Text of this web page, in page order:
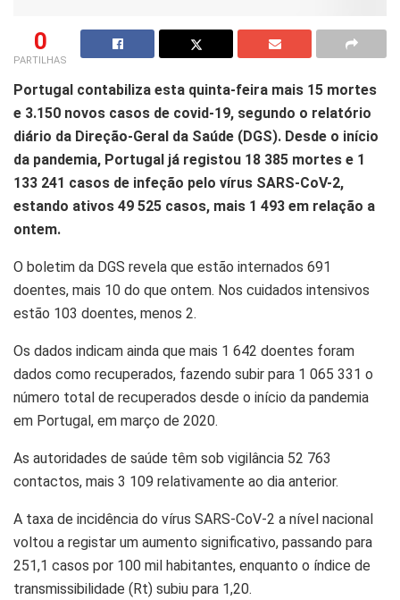
0
PARTILHAS
Portugal contabiliza esta quinta-feira mais 15 mortes
e 3.150 novos casos de covid-19, segundo o relatório
diário da Direção-Geral da Saúde (DGS). Desde o início
da pandemia, Portugal já registou 18 385 mortes e 1
133 241 casos de infeção pelo vírus SARS-CoV-2,
estando ativos 49 525 casos, mais 1 493 em relação a
ontem.
O boletim da DGS revela que estão internados 691
doentes, mais 10 do que ontem. Nos cuidados intensivos
estão 103 doentes, menos 2.
Os dados indicam ainda que mais 1 642 doentes foram
dados como recuperados, fazendo subir para 1 065 331 o
número total de recuperados desde o início da pandemia
em Portugal, em março de 2020.
As autoridades de saúde têm sob vigilância 52 763
contactos, mais 3 109 relativamente ao dia anterior.
A taxa de incidência do vírus SARS-CoV-2 a nível nacional
voltou a registar um aumento significativo, passando para
251,1 casos por 100 mil habitantes, enquanto o índice de
transmissibilidade (Rt) subiu para 1,20.